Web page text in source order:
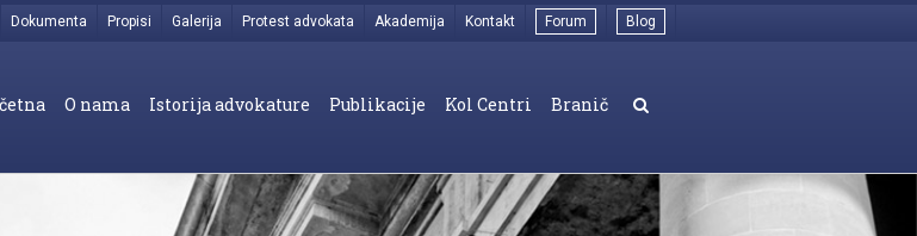
Dokumenta Propisi Galerija Protest advokata Akademija Kontakt Forum Blog
O nama Istorija advokature Publikacije Kol Centri Branič